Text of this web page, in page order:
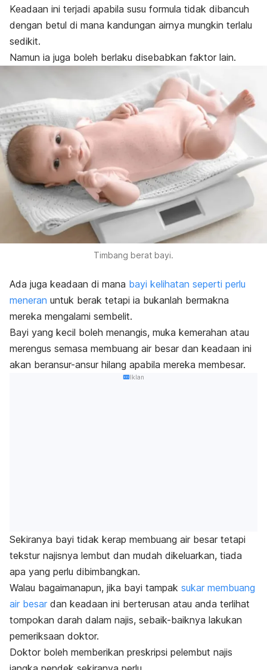
Keadaan ini terjadi apabila susu formula tidak dibancuh
dengan betul di mana kandungan airnya mungkin terlalu
sedikit.
Namun ia juga boleh berlaku disebabkan faktor lain.
Timbang berat bayi.
Ada juga keadaan di mana bayi kelihatan seperti perlu
meneran untuk berak tetapi ia bukanlah bermakna
mereka mengalami sembelit.
Bayi yang kecil boleh menangis, muka kemerahan atau
merengus semasa membuang air besar dan keadaan ini
akan beransur-ansur hilang apabila mereka membesar.
Iklan
Sekiranya bayi tidak kerap membuang air besar tetapi
tekstur najisnya lembut dan mudah dikeluarkan, tiada
apa yang perlu dibimbangkan.
Walau bagaimanapun, jika bayi tampak sukar membuang
air besar dan keadaan ini berterusan atau anda terlihat
tompokan darah dalam najis, sebaik-baiknya lakukan
pemeriksaan doktor.
Doktor boleh memberikan preskripsi pelembut najis